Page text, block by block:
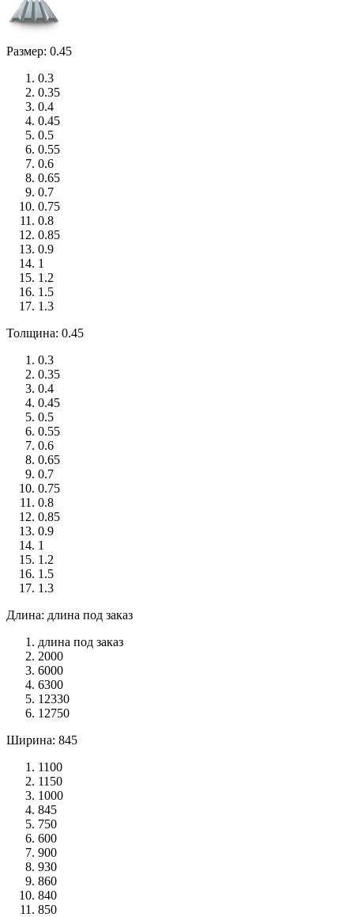
Размер: 0.45
0.3
0.35
0.4
0.45
0.5
0.55
0.6
0.65
0.7
0.75
0.8
0.85
0.9
1
1.2
1.5
1.3
Толщина: 0.45
0.3
0.35
0.4
0.45
0.5
0.55
0.6
0.65
0.7
0.75
0.8
0.85
0.9
1
1.2
1.5
1.3
Длина: длина под заказ
длина под заказ
2000
6000
6300
12330
12750
Ширина: 845
1100
1150
1000
845
750
600
900
930
860
840
850